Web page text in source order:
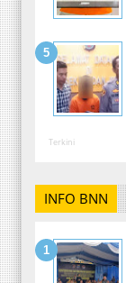
Terkini
INFO BNN